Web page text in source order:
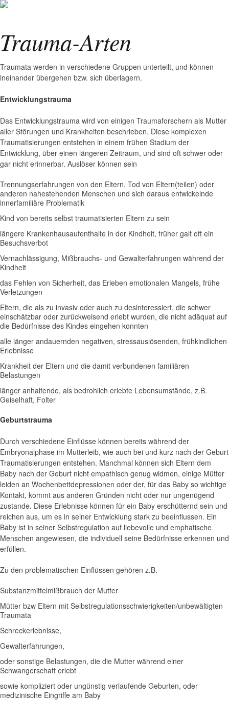
Trauma-Arten
Traumata werden in verschiedene Gruppen unterteilt, und können
ineinander übergehen bzw. sich überlagern.
Entwicklungstrauma
Das Entwicklungstrauma wird von einigen Traumaforschern als Mutter
aller Störungen und Krankheiten beschrieben. Diese komplexen
Traumatisierungen entstehen in einem frühen Stadium der
Entwicklung, über einen längeren Zeitraum, und sind oft schwer oder
gar nicht erinnerbar. Auslöser können sein
Trennungserfahrungen von den Eltern, Tod von Eltern(teilen) oder
anderen nahestehenden Menschen und sich daraus entwickelnde
innerfamiliäre Problematik
Kind von bereits selbst traumatisierten Eltern zu sein
längere Krankenhausaufenthalte in der Kindheit, früher galt oft ein
Besuchsverbot
Vernachlässigung, Mißbrauchs- und Gewalterfahrungen während der
Kindheit
das Fehlen von Sicherheit, das Erleben emotionalen Mangels, frühe
Verletzungen
Eltern, die als zu invasiv oder auch zu desinteressiert, die schwer
einschätzbar oder zurückweisend erlebt wurden, die nicht adäquat auf
die Bedürfnisse des Kindes eingehen konnten
alle länger andauernden negativen, stressauslösenden, frühkindlichen
Erlebnisse
Krankheit der Eltern und die damit verbundenen familiären
Belastungen
länger anhaltende, als bedrohlich erlebte Lebensumstände, z.B.
Geiselhaft, Folter
Geburtstrauma
Durch verschiedene Einflüsse können bereits während der
Embryonalphase im Mutterleib, wie auch bei und kurz nach der Geburt
Traumatisierungen entstehen. Manchmal können sich Eltern dem
Baby nach der Geburt nicht empathisch genug widmen, einige Mütter
leiden an Wochenbettdepressionen oder der, für das Baby so wichtige
Kontakt, kommt aus anderen Gründen nicht oder nur ungenügend
zustande. Diese Erlebnisse können für ein Baby erschütternd sein und
reichen aus, um es in seiner Entwicklung stark zu beeinflussen. Ein
Baby ist in seiner Selbstregulation auf liebevolle und emphatische
Menschen angewiesen, die individuell seine Bedürfnisse erkennen und
erfüllen.
Zu den problematischen Einflüssen gehören z.B.
Substanzmittelmißbrauch der Mutter
Mütter bzw Eltern mit Selbstregulationsschwierigkeiten/unbewältigten
Traumata
Schreckerlebnisse,
Gewalterfahrungen,
oder sonstige Belastungen, die die Mutter während einer
Schwangerschaft erlebt
sowie kompliziert oder ungünstig verlaufende Geburten, oder
medizinische Eingriffe am Baby